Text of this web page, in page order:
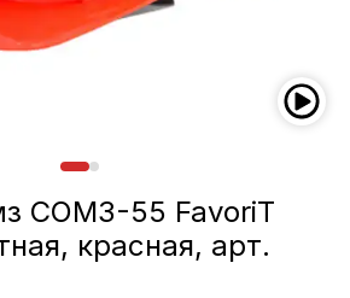
СОМЗ-55 FavoriT
красная, арт.